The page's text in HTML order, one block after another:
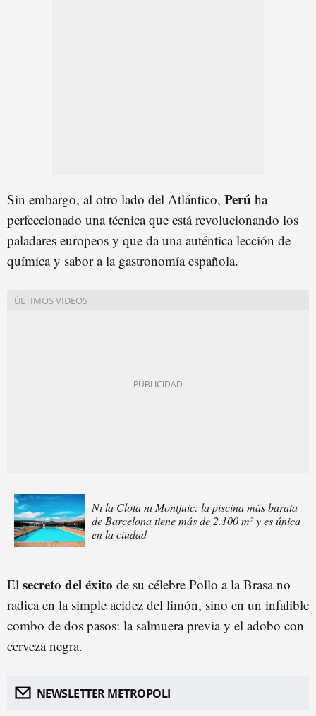
Sin embargo, al otro lado del Atlántico, Perú ha
perfeccionado una técnica que está revolucionando los
paladares europeos y que da una auténtica lección de
química y sabor a la gastronomía española.
Ni la Clota ni Montjuic: la piscina más barata
de Barcelona tiene más de 2.100 m² y es única
en la ciudad
El secreto del éxito de su célebre Pollo a la Brasa no
radica en la simple acidez del limón, sino en un infalible
combo de dos pasos: la salmuera previa y el adobo con
cerveza negra.
NEWSLETTER METROPOLI